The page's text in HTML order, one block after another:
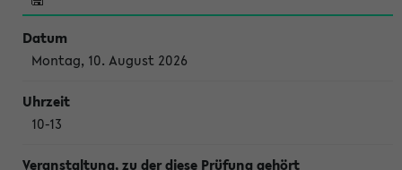
Montag, 10. August 2026
10-13